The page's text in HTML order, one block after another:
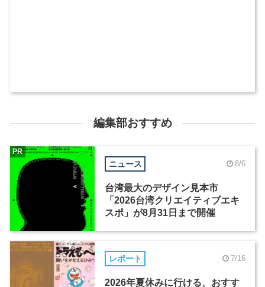
編集部おすすめ
ニュース 8/6
台湾最大のデザイン見本市
「2026台湾クリエイティブエキ
スポ」が8月31日まで開催
PR
レポート 7/16
2026年夏休みに行ける、おすす